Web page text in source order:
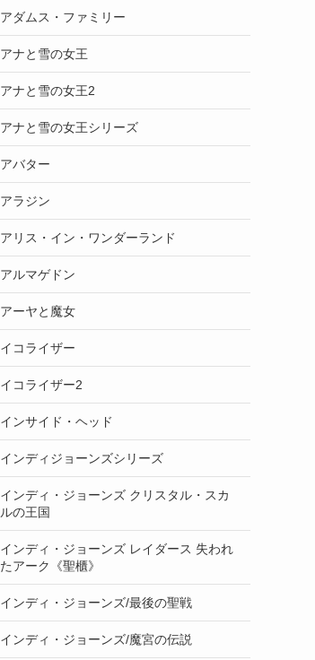
アダムス・ファミリー
アナと雪の女王
アナと雪の女王2
アナと雪の女王シリーズ
アバター
アラジン
アリス・イン・ワンダーランド
アルマゲドン
アーヤと魔女
イコライザー
イコライザー2
インサイド・ヘッド
インディジョーンズシリーズ
インディ・ジョーンズ クリスタル・スカ
ルの王国
インディ・ジョーンズ レイダース 失われ
たアーク《聖櫃》
インディ・ジョーンズ/最後の聖戦
インディ・ジョーンズ/魔宮の伝説